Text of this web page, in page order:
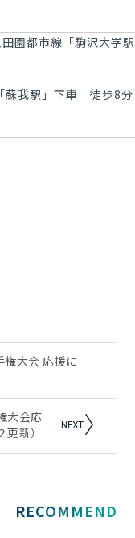
田園都市線「駒沢大学
蘇我駅」下車 徒歩8分
大会 応援に
大会応
新）
RECOMMEND